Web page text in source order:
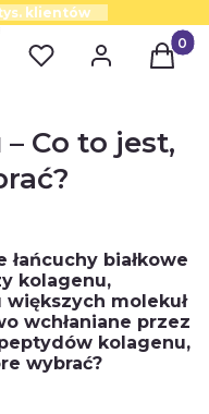
klientów
Co to jest,
białkowe
kolagenu,
większych molekuł
wchłaniane przez
kolagenu,
wybrać?